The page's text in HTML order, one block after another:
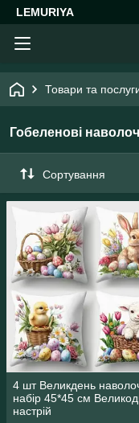
LEMURIYA
Товари та
Гобеленові
Сортування
4 шт Великдень
набір 45*45 см
настрій